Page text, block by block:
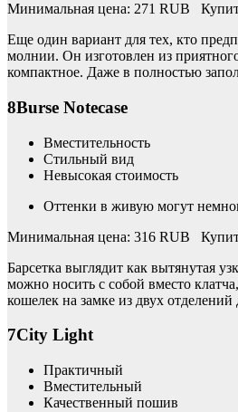
Минимальная цена: 271 RUB
Еще один вариант для тех, кто
молнии. Он изготовлен из
компактное. Даже в полностью
8Burse Notecase
Вместительность
Стильный вид
Невысокая стоимость
Оттенки в живую могут
Минимальная цена: 316 RUB
Барсетка выглядит как вытянутая
можно носить с собой вместо
кошелек на замке из двух
7City Light
Практичный
Вместительный
Качественный пошив